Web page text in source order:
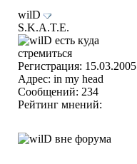
wilD
S.K.A.T.E.
Регистрация: 15.03.2005
Адрес: in my head
Сообщений: 234
Рейтинг мнений: